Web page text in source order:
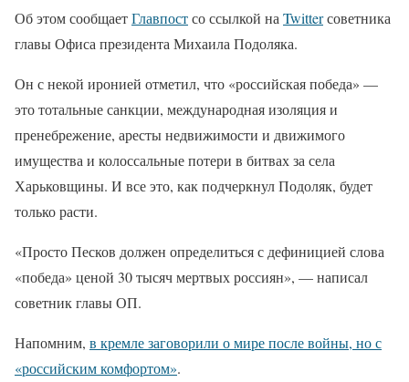
Об этом сообщаетГлавпостсо ссылкой наTwitterсоветника
главы Офиса президента Михаила Подоляка.
Он с некой иронией отметил, что «российская победа» —
это тотальные санкции, международная изоляция и
пренебрежение, аресты недвижимости и движимого
имущества и колоссальные потери в битвах за села
Харьковщины. И все это, как подчеркнул Подоляк, будет
только расти.
«Просто Песков должен определиться с дефиницией слова
«победа» ценой 30 тысяч мертвых россиян», — написал
советник главы ОП.
Напомним, в кремле заговорили о мире после войны, но с
«российским комфортом».